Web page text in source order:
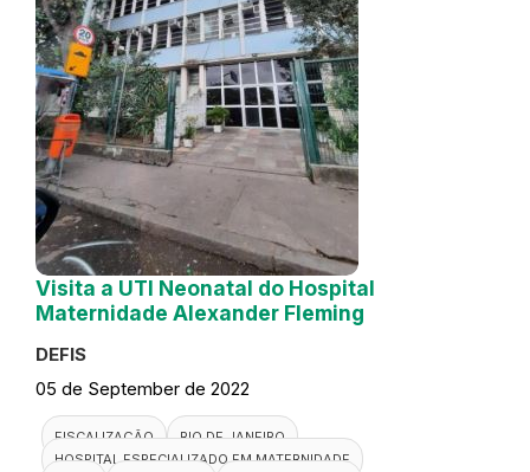
Visita a UTI Neonatal do Hospital
Maternidade Alexander Fleming
DEFIS
05 de September de 2022
FISCALIZAÇÃO
RIO DE JANEIRO
HOSPITAL ESPECIALIZADO EM MATERNIDADE